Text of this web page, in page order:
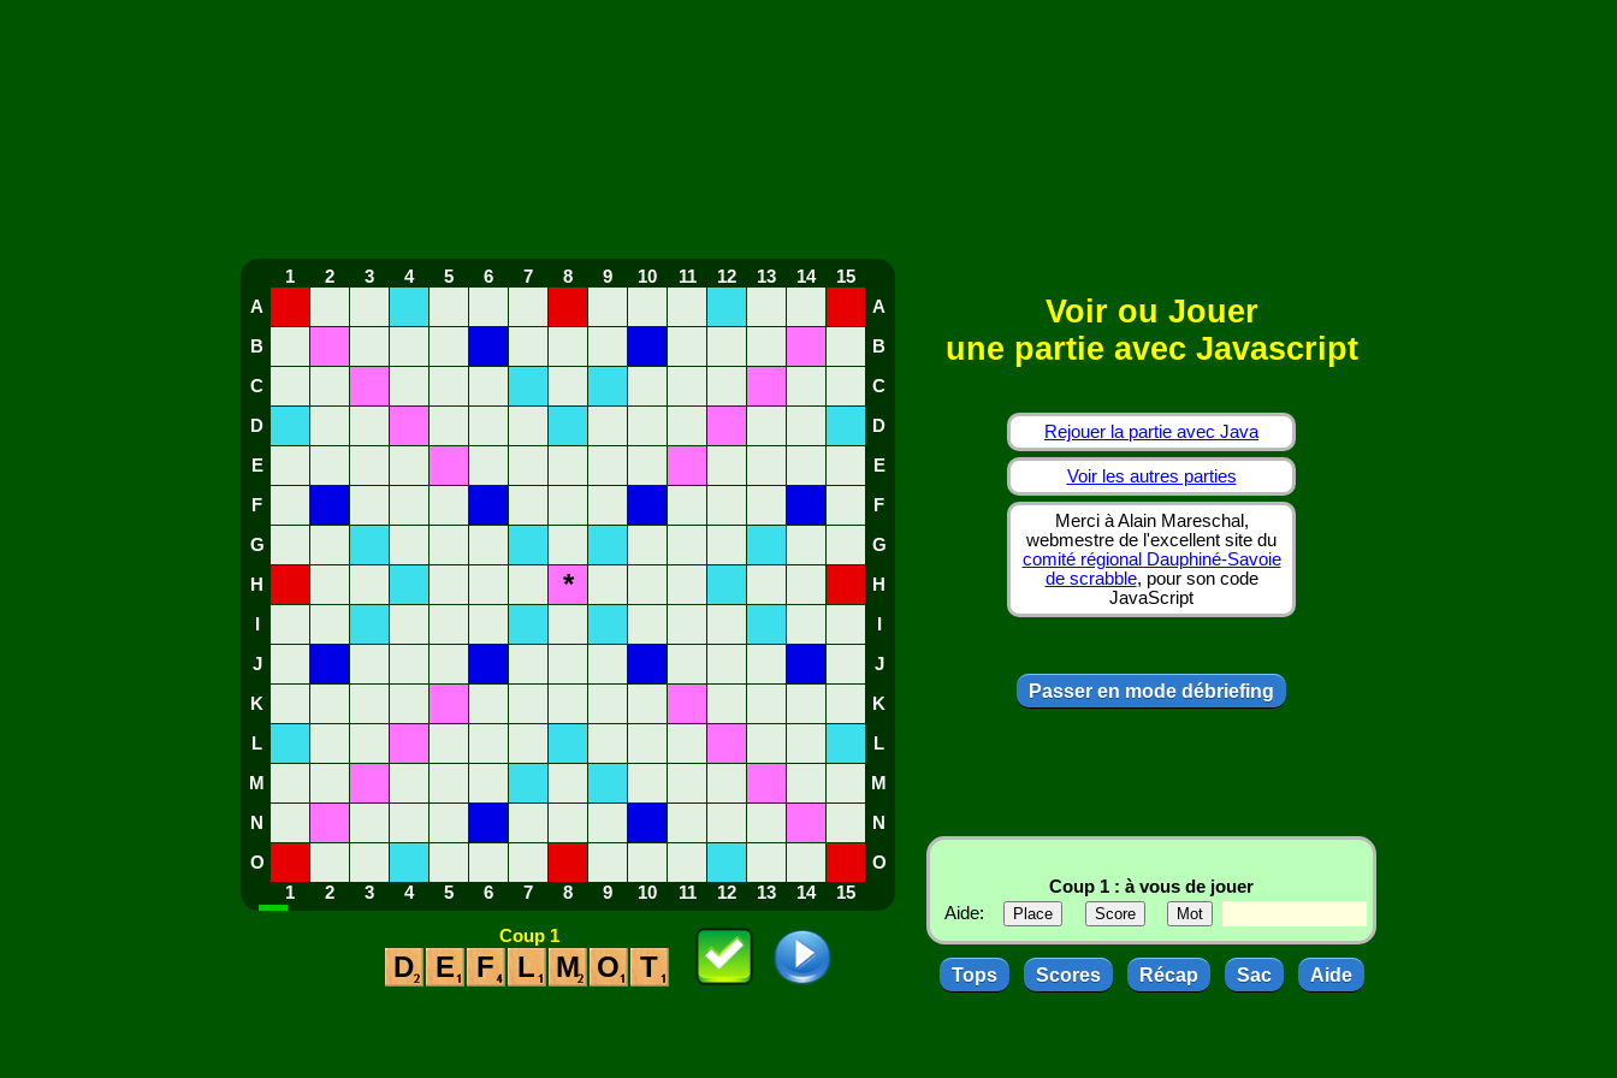
1 2 3 4 5 6 7 8 9 10 11 12 13 14
15
A
A
B B
C C
D D
E E
F F
G G
H * H
J J
K K
L L
M M
N N
O
O
1
2 3 4 5 6 7 8 9 10 11 12 13 14 15
Coup 1
D E F L M O T
Voir ou Jouer
une partie avec Javascript
Rejouer la partie avec Java
Voir les autres parties
Merci à Alain Mareschal,
webmestre de l'excellent site du
comité régional Dauphiné-Savoie
de scrabble, pour son code
JavaScript
Passer en mode débriefing
Coup 1 : à vous de jouer
Aide:
Tops Scores Récap Sac Aide